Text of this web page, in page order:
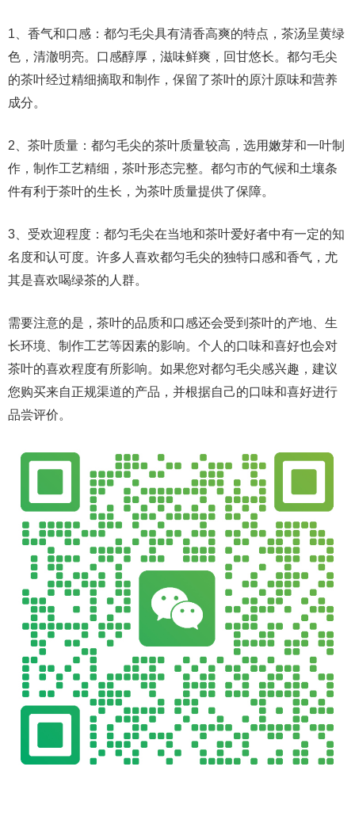
1、香气和口感：都匀毛尖具有清香高爽的特点，茶汤呈黄绿
色，清澈明亮。口感醇厚，滋味鲜爽，回甘悠长。都匀毛尖
的茶叶经过精细摘取和制作，保留了茶叶的原汁原味和营养
成分。
2、茶叶质量：都匀毛尖的茶叶质量较高，选用嫩芽和一叶制
作，制作工艺精细，茶叶形态完整。都匀市的气候和土壤条
件有利于茶叶的生长，为茶叶质量提供了保障。
3、受欢迎程度：都匀毛尖在当地和茶叶爱好者中有一定的知
名度和认可度。许多人喜欢都匀毛尖的独特口感和香气，尤
其是喜欢喝绿茶的人群。
需要注意的是，茶叶的品质和口感还会受到茶叶的产地、生
长环境、制作工艺等因素的影响。个人的口味和喜好也会对
茶叶的喜欢程度有所影响。如果您对都匀毛尖感兴趣，建议
您购买来自正规渠道的产品，并根据自己的口味和喜好进行
品尝评价。